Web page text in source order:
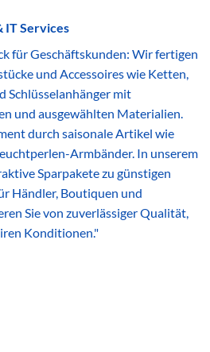
IT Services
für Geschäftskunden: Wir fertigen
und Accessoires wie Ketten,
Schlüsselanhänger mit
und ausgewählten Materialien.
durch saisonale Artikel wie
Armbänder. In unserem
Sparpakete zu günstigen
Händler, Boutiquen und
Sie von zuverlässiger Qualität,
Konditionen."